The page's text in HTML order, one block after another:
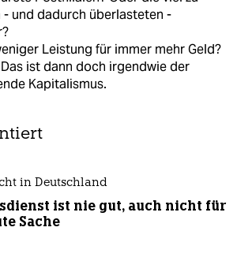
- und dadurch überlasteten -
Leistung für immer mehr Geld?
ist dann doch irgendwie der
Kapitalismus.
in Deutschland
ist nie gut, auch nicht für
Sache